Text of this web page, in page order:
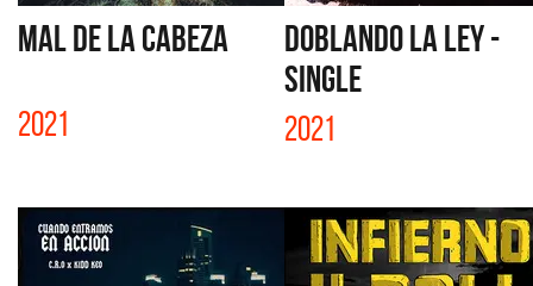
MAL DE LA CABEZA
2021
DOBLANDO LA LEY -
SINGLE
2021